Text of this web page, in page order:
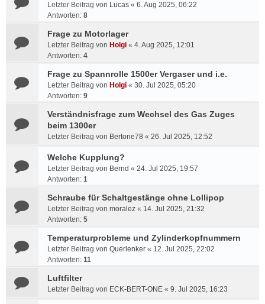
Letzter Beitrag von Lucas « 6. Aug 2025, 06:22
Antworten: 8
Frage zu Motorlager
Letzter Beitrag von Holgi « 4. Aug 2025, 12:01
Antworten: 4
Frage zu Spannrolle 1500er Vergaser und i.e.
Letzter Beitrag von Holgi « 30. Jul 2025, 05:20
Antworten: 9
Verständnisfrage zum Wechsel des Gas Zuges
beim 1300er
Letzter Beitrag von Bertone78 « 26. Jul 2025, 12:52
Welche Kupplung?
Letzter Beitrag von Bernd « 24. Jul 2025, 19:57
Antworten: 1
Schraube für Schaltgestänge ohne Lollipop
Letzter Beitrag von moralez « 14. Jul 2025, 21:32
Antworten: 5
Temperaturprobleme und Zylinderkopfnummern
Letzter Beitrag von Querlenker « 12. Jul 2025, 22:02
Antworten: 11
Luftfilter
Letzter Beitrag von ECK-BERT-ONE « 9. Jul 2025, 16:23